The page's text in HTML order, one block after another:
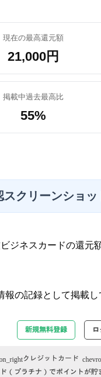
現在の最高還元額
21,000円
掲載中過去最高比
55%
スクリーンショッ
ジネスカードの還元
の記録として掲載し